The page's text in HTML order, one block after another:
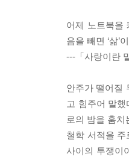
모자가 산책을
바람도 둥지의
당신의 추억을
사랑은 종종 뒤
분노를 대하는
동그라미가 되
지지향(紙之鄕
어제 노트북을
음을 빼면 ‘삶
---「사랑이란
안주가 떨어질
고 힘주어 말했
로의 밤을 훔치
철학 서적을 주
사이의 투쟁이